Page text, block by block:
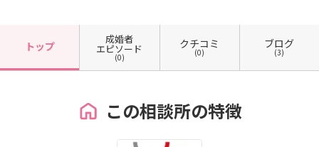
トップ
成婚者
エピソード
(0)
クチコミ
(0)
ブログ
(3)
この相談所の特徴